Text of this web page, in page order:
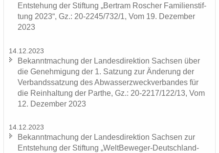
Ent­ste­hung der Stif­tung „Bert­ram Ro­scher Fa­mi­li­en­stif­
tung 2023“, Gz.: 20-2245/732/1, Vom 19. De­zem­ber
2023
14.12.2023
Be­kannt­ma­chung der Lan­des­di­rek­ti­on Sach­sen über
die Ge­neh­mi­gung der 1. Sat­zung zur Än­de­rung der
Ver­bands­sat­zung des Ab­was­ser­zweck­ver­ban­des für
die Rein­hal­tung der Par­the, Gz.: 20-2217/122/13, Vom
12. De­zem­ber 2023
14.12.2023
Be­kannt­ma­chung der Lan­des­di­rek­ti­on Sach­sen zur
Ent­ste­hung der Stif­tung „WeltBeweger-​Deutschland-